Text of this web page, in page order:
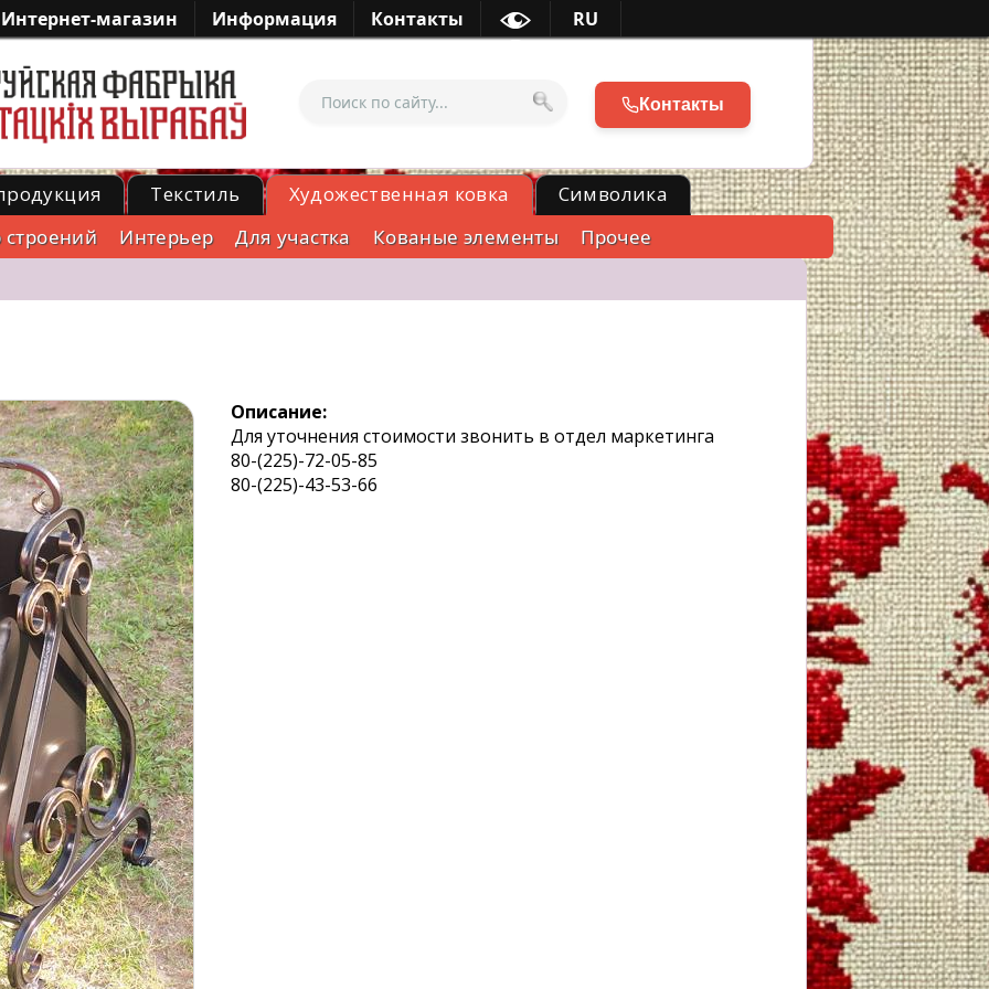
Интернет-магазин Информация Контакты RU
Контакты
Текстиль
Художественная ковка
строений Интерьер Для участка Кованые элементы Прочее
Символика
Описание:
Для уточнения стоимости звонить в отдел маркетинга
80-(225)-72-05-85
80-(225)-43-53-66